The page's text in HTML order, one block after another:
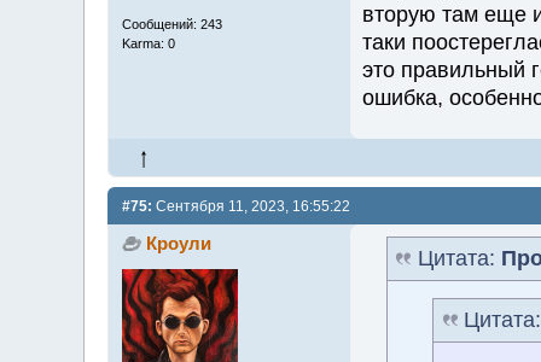
Сообщений: 243
Karma: 0
вторую там еще
таки
это правильный
ошибка,
#75: Сентября 11, 2023, 16:55:22
Кроули
Цитата: